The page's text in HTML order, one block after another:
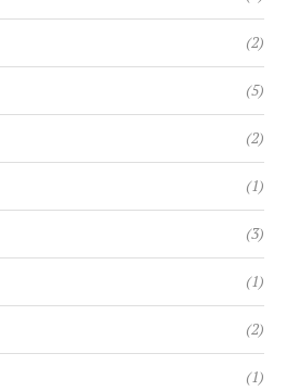
(2)
(5)
(2)
(1)
(3)
(1)
(2)
(1)